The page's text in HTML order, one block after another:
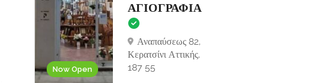
Now Open
BOAT
COMPANY
Σιδάρι, Κέρκυρα
ΤΚ 49081